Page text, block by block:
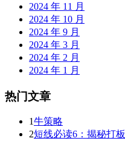
2024 年 11 月
2024 年 10 月
2024 年 9 月
2024 年 3 月
2024 年 2 月
2024 年 1 月
热门文章
1牛策略
2短线必读6：揭秘打板